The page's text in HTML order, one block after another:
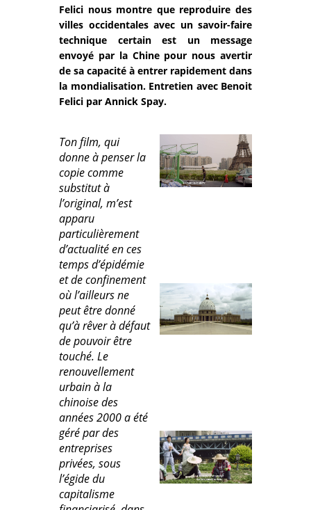
Felici nous montre que reproduire des
villes occidentales avec un savoir-faire
technique certain est un message
envoyé par la Chine pour nous avertir
de sa capacité à entrer rapidement dans
la mondialisation. Entretien avec Benoit
Felici par Annick Spay.
Ton film, qui
donne à penser la
copie comme
substitut à
l’original, m’est
apparu
particulièrement
d’actualité en ces
temps d’épidémie
et de confinement
où l’ailleurs ne
peut être donné
qu’à rêver à défaut
de pouvoir être
touché. Le
renouvellement
urbain à la
chinoise des
années 2000 a été
géré par des
entreprises
privées, sous
l’égide du
capitalisme